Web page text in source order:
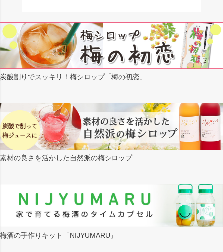
炭酸割りでスッキリ！梅シロップ「梅の初恋」
素材の良さを活かした自然派の梅シロップ
梅酒の手作りキット「NIJYUMARU」